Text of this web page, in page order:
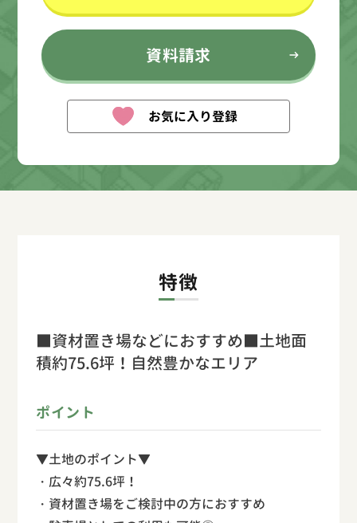
資料請求
お気に入り登録
特徴
■資材置き場などにおすすめ■土地面
積約75.6坪！自然豊かなエリア
ポイント
▼土地のポイント▼
・広々約75.6坪！
・資材置き場をご検討中の方におすすめ